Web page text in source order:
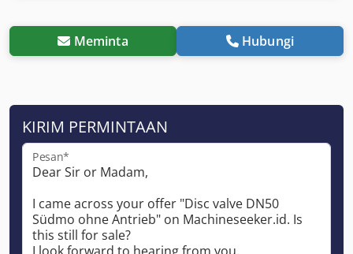
Meminta Hubungi
KIRIM PERMINTAAN
Pesan*